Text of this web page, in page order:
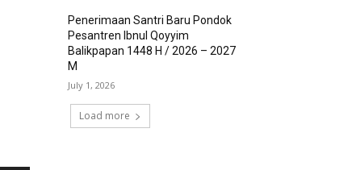
Penerimaan Santri Baru Pondok
Pesantren Ibnul Qoyyim
Balikpapan 1448 H / 2026 – 2027
M
July 1, 2026
Load more